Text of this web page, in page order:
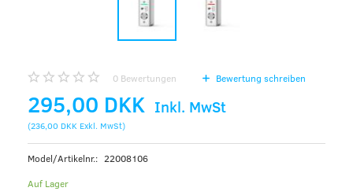
0 Bewertungen Bewertung schreiben
295,00 DKK Inkl. MwSt
(236,00 DKK Exkl. MwSt)
Model/Artikelnr.: 22008106
Auf Lager